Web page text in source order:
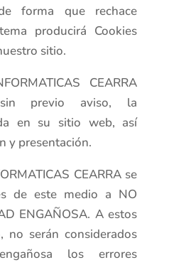
forma que rechace
producirá Cookies
sitio.
CEARRA
previo aviso, la
en su sitio web, así
y presentación.
CEARRA se
de este medio a NO
ENGAÑOSA. A estos
serán considerados
los errores